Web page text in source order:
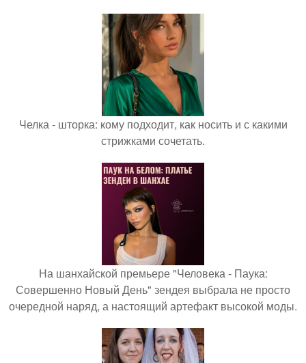
Челка - шторка: кому подходит, как носить и с какими
стрижками сочетать.
На шанхайской премьере "Человека - Паука:
Совершенно Новый День" зендея выбрала не просто
очередной наряд, а настоящий артефакт высокой моды.